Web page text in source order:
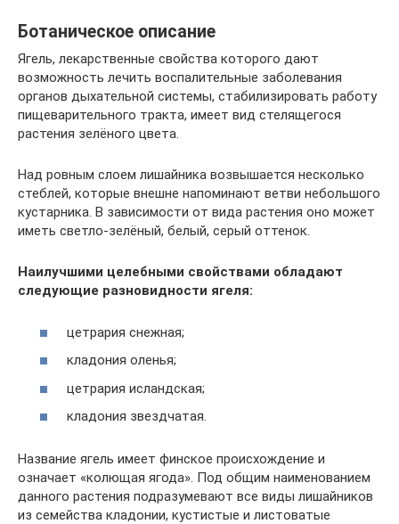
Ботаническое описание
Ягель, лекарственные свойства которого дают
возможность лечить воспалительные заболевания
органов дыхательной системы, стабилизировать работу
пищеварительного тракта, имеет вид стелящегося
растения зелёного цвета.
Над ровным слоем лишайника возвышается несколько
стеблей, которые внешне напоминают ветви небольшого
кустарника. В зависимости от вида растения оно может
иметь светло-зелёный, белый, серый оттенок.
Наилучшими целебными свойствами обладают
следующие разновидности ягеля:
цетрария снежная;
кладония оленья;
цетрария исландская;
кладония звездчатая.
Название ягель имеет финское происхождение и
означает «колющая ягода». Под общим наименованием
данного растения подразумевают все виды лишайников
из семейства кладонии, кустистые и листоватые